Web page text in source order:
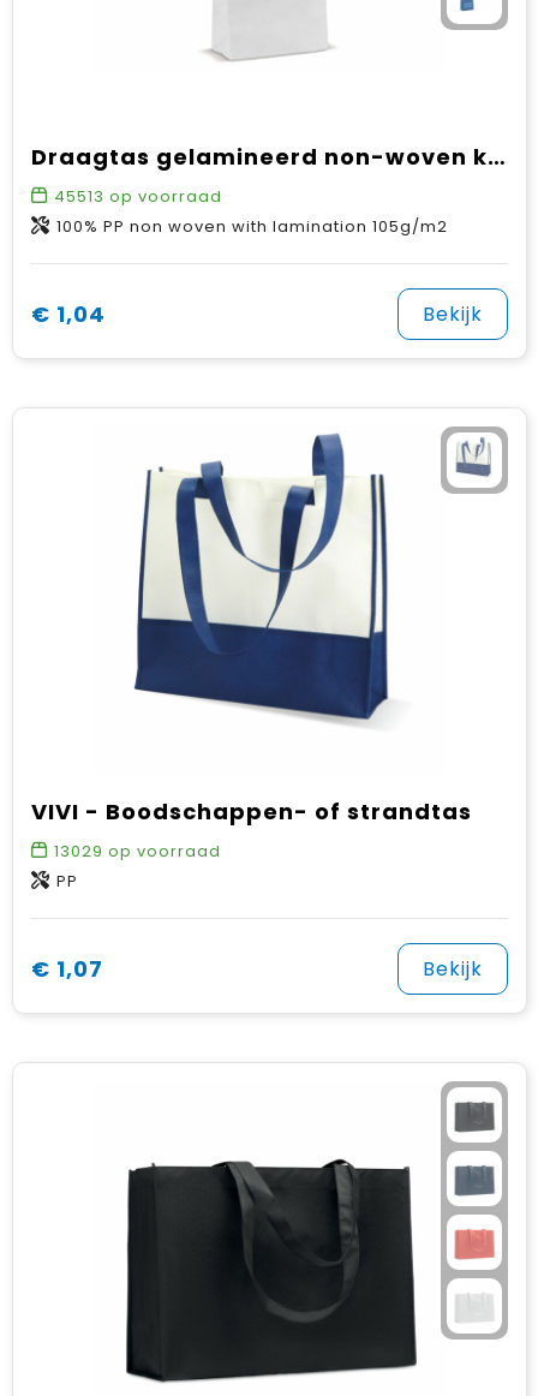
Draagtas gelamineerd non-woven klein 105g/m²
45513 op voorraad
100% PP non woven with lamination 105g/m2
€ 1,04 Bekijk
VIVI - Boodschappen- of strandtas
13029 op voorraad
PP
€ 1,07 Bekijk